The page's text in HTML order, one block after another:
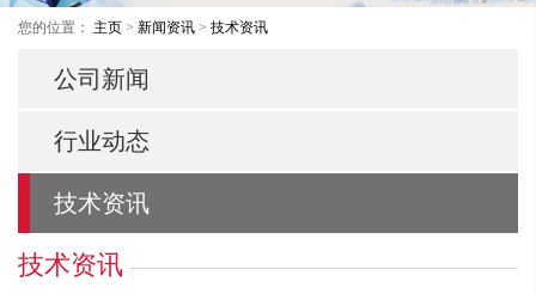
您的位置： 主页 > 新闻资讯 > 技术资讯
公司新闻
行业动态
技术资讯
技术资讯